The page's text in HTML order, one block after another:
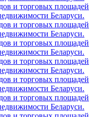
и торговых площадей
Беларуси.
и торговых площадей
Беларуси.
и торговых площадей
Беларуси.
и торговых площадей
Беларуси.
и торговых площадей
Беларуси.
и торговых площадей
Беларуси.